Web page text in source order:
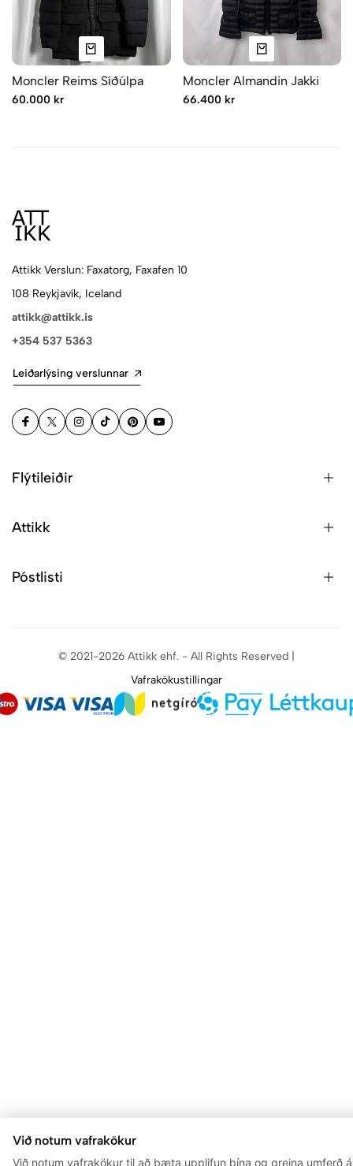
Við notum vafrakökur
Við notum vafrakökur til að bæta upplifun þína og greina umferð
Moncler Reims Síðúlpa
60.000 kr
Moncler Almandin Jakki
66.400 kr
Attikk Verslun: Faxatorg, Faxafen 10
108 Reykjavík, Iceland
attikk@attikk.is
+354 537 5363
Leiðarlýsing verslunnar
Flýtileiðir
Attikk
Póstlisti
© 2021-2026 Attikk ehf. - All Rights Reserved |
Vafrakökustillingar